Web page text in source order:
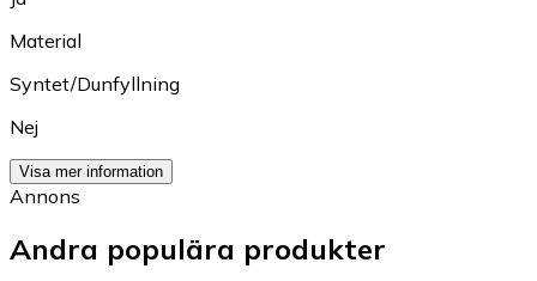
Material
Syntet/Dunfyllning
Nej
Visa mer information
Annons
Andra populära produkter